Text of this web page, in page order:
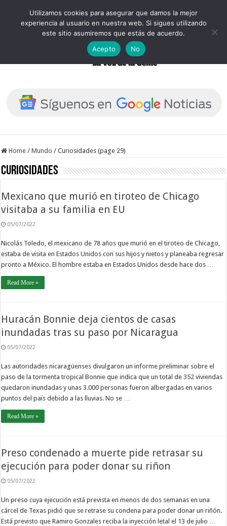
Home / Mundo / Curiosidades (page 29)
Curiosidades
Mexicano que murió en tiroteo de Chicago
visitaba a su familia en EU
05/07/2022
Nicolás Toledo, el mexicano de 78 años que murió en el tiroteo de Chicago,
estaba de visita en Estados Unidos con sus hijos y nietos y planeaba regresar
pronto a México. El hombre estaba en Estados Unidos desde hace dos …
Read More »
Huracán Bonnie deja cientos de casas
inundadas tras su paso por Nicaragua
05/07/2022
Las autoridades nicaragüenses divulgaron un informe preliminar sobre el
paso de la tormenta tropical Bonnie que indica que un total de 352 viviendas
quedaron inundadas y unas 3.000 personas fueron albergadas en varios
puntos del país debido a las lluvias. No se …
Read More »
Preso condenado a muerte pide retrasar su
ejecución para poder donar su riñon
05/07/2022
Un preso cuya ejecución está prevista en menos de dos semanas en una
cárcel de Texas pidió que se retrase su condena para poder donar un riñón.
Está previsto que Ramiro Gonzales reciba la inyección letal el 13 de julio …
Utilizamos cookies para asegurar que damos la mejor
experiencia al usuario en nuestra web. Si sigues utilizando
este sitio asumiremos que estás de acuerdo.
Acepto
No